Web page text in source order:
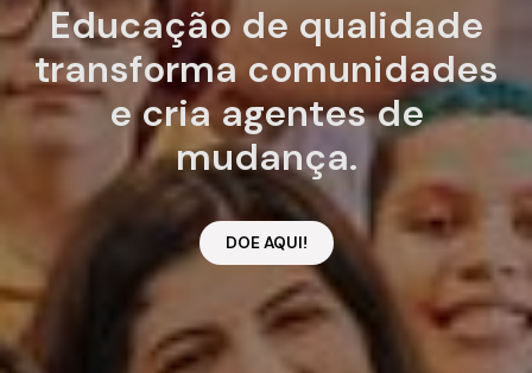
Educação de qualidade
transformacomunidades
e cria agentes de
mudança.
DOE AQUI!